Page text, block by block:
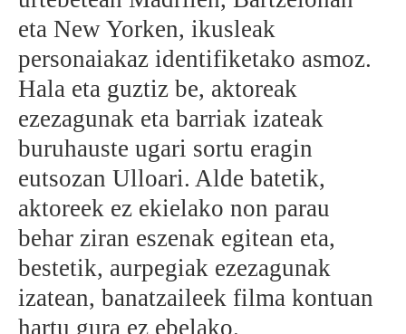
BEREZIAK
... AUKERA GEHIAGO
eta New Yorken, ikusleak
personaiakaz identifiketako asmoz.
Hala eta guztiz be, aktoreak
ezezagunak eta barriak izateak
buruhauste ugari sortu eragin
eutsozan Ulloari. Alde batetik,
aktoreek ez ekielako non parau
behar ziran eszenak egitean eta,
bestetik, aurpegiak ezezagunak
izatean, banatzaileek filma kontuan
hartu gura ez ebelako.